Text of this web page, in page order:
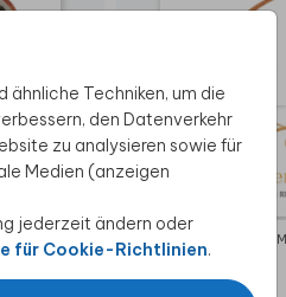
ähnliche Techniken, um die
den Datenverkehr
zu analysieren sowie für
Medien (anzeigen
jederzeit ändern oder
für Cookie-Richtlinien.
EINLADUNG